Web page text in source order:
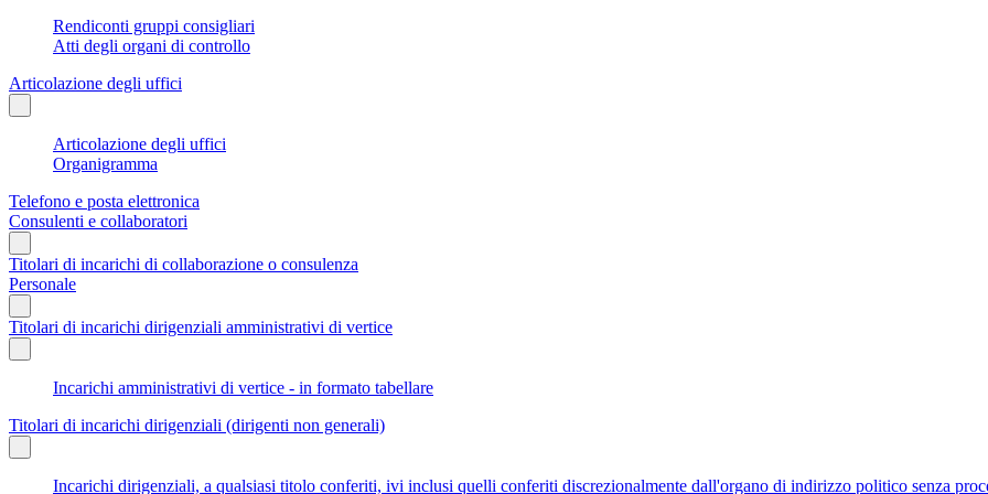
Rendiconti gruppi consigliari
Atti degli organi di controllo
Articolazione degli uffici
Articolazione degli uffici
Organigramma
Telefono e posta elettronica
Consulenti e collaboratori
Titolari di incarichi di collaborazione o consulenza
Personale
Titolari di incarichi dirigenziali amministrativi di vertice
Incarichi amministrativi di vertice - in formato tabellare
Titolari di incarichi dirigenziali (dirigenti non generali)
Incarichi dirigenziali, a qualsiasi titolo conferiti, ivi inclusi quelli conferiti discrezionalmente dall'organo di indirizzo politico senza